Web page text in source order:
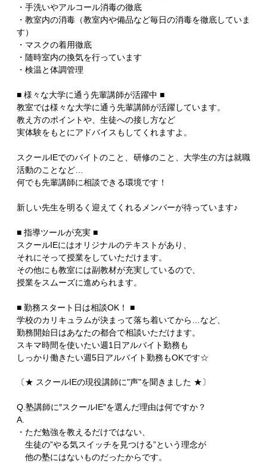
・手洗いやアルコール消毒の徹底
・教室内の消毒（教室内や備品など毎日の消毒を徹底していま
す）
・マスクの着用徹底
・随時室内の換気を行っています
・検温と体調管理
■ 様々な大学に通う先輩講師が活躍中 ■
教室では様々な大学に通う先輩講師が活躍しています。
教え方のポイントや、生徒への接し方など
実体験をもとにアドバイスもしてくれますよ。
スクールIEでのバイトのこと、研修のこと、大学生の方は就職
活動のことなど…
何でも先輩講師に相談できる環境です！
新しい先生を明るく迎えてくれるメンバーが待っています♪
■ 指導ツールが充実 ■
スクールIEにはオリジナルのテキストがあり、
それにそって授業をしていただけます。
その他にも教室には副教材が充実しているので、
授業をスムーズに進められます。
■ 勤務スタート日は相談OK！ ■
学校のカリキュラムが決まって落ち着いてから…など、
勤務開始日はあなたの都合で相談いただけます。
スキマ時間を使いたい週1日アルバイト勤務も
しっかり働きたい週5日アルバイト勤務もOKです☆
〔★ スクールIEの現役講師に"声"を聞きました ★〕
Q.塾講師に″スクールIE″を選んだ理由は何ですか？
A.
・ただ勉強を教えるだけではない、
生徒の”やる気スイッチを見つける”という理念が
他の塾にはないものだったからです。